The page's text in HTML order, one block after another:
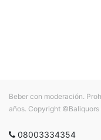
Beber con moderación.
años. Copyright ©Baliquors
08003334354